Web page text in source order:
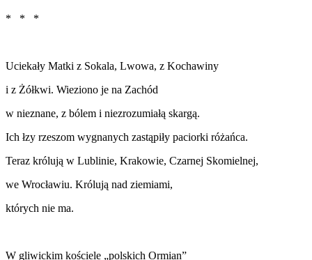
* * *
Uciekały Matki z Sokala, Lwowa, z Kochawiny
i z Żółkwi. Wieziono je na Zachód
w nieznane, z bólem i niezrozumiałą skargą.
Ich łzy rzeszom wygnanych zastąpiły paciorki różańca.
Teraz królują w Lublinie, Krakowie, Czarnej Skomielnej,
we Wrocławiu. Królują nad ziemiami,
których nie ma.
W gliwickim kościele „polskich Ormian”